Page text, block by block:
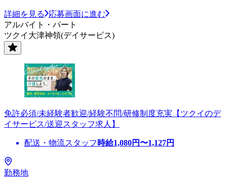
詳細を見る
応募画面に進む
アルバイト・パート
ツクイ大津神領(デイサービス)
免許必須/未経験者歓迎/経験不問/研修制度充実【ツクイのデ
イサービス/送迎スタッフ求人】
配送・物流スタッフ 時給1,080円〜1,127円
勤務地